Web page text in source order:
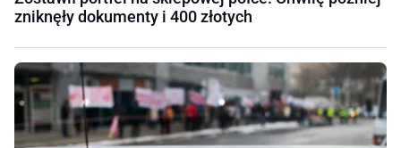
zniknęły dokumenty i 400 złotych